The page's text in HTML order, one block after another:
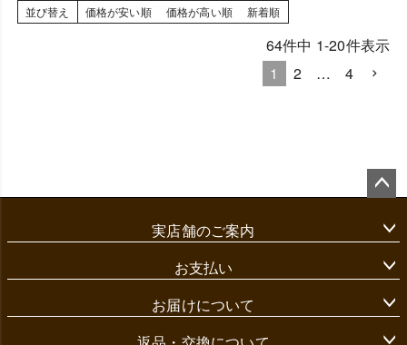
並び替え 価格が安い順 価格が高い順 新着順
64件中 1-20件表示
1
2 … 4
ト
プ
実店舗のご案内
お支払い
お届けについて